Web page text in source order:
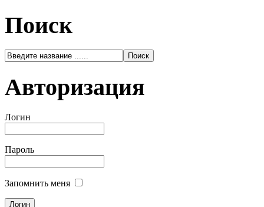
Поиск
Авторизация
Логин
Пароль
Запомнить меня